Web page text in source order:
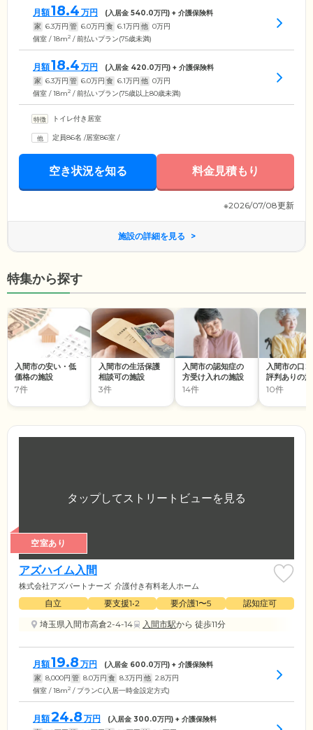
月額18.4 万円 (入居金 540.0万円) + 介護保険料
家 6.3万円 管 6.0万円 食 6.1万円 他 0万円
個室 / 18m2 / 前払いプラン(75歳未満)
月額18.4 万円 (入居金 420.0万円) + 介護保険料
家 6.3万円 管 6.0万円 食 6.1万円 他 0万円
個室 / 18m2 / 前払いプラン(75歳以上80歳未満)
トイレ付き居室
定員86名 /居室86室 /
空き状況を知る 料金見積もり
※2026/07/08更新
施設の詳細を見る
特集から探す
入間市の安い・低
価格の施設
7件
入間市の生活保護
相談可の施設
3件
入間市の認知症の
方受け入れの施設
14件
入間市の口
評判ありの
10件
空室あり
アズハイム入間
株式会社アズパートナーズ 介護付き有料老人ホーム
自立 要支援1•2 要介護1〜5
認知症可
埼玉県入間市高倉2-4-14
入間市駅から 徒歩11分
月額19.8 万円 (入居金 600.0万円) + 介護保険料
家 8,000円 管 8.0万円 食 8.3万円 他 2.8万円
個室 / 18m2 / プランC(入居一時金設定方式)
月額24.8 万円 (入居金 300.0万円) + 介護保険料